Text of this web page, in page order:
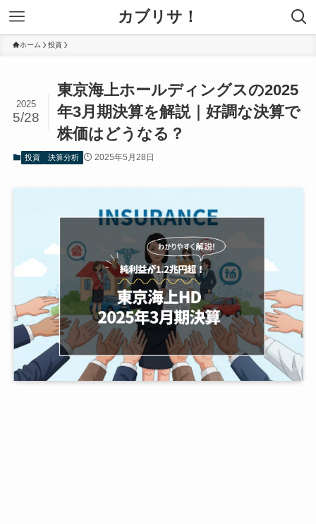
カブリサ！
ホーム 投資
東京海上ホールディングスの2025
年3月期決算を解説｜好調な決算で
株価はどうなる？
2025
5/28
投資 決算分析 2025年5月28日